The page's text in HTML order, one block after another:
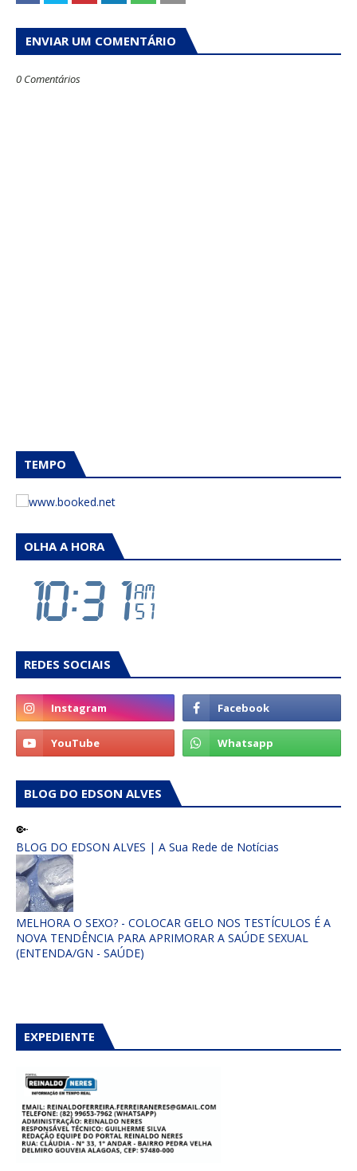
ENVIAR UM COMENTÁRIO
0 Comentários
TEMPO
OLHA A HORA
REDES SOCIAIS
BLOG DO EDSON ALVES
BLOG DO EDSON ALVES | A Sua Rede de Notícias
MELHORA O SEXO? - COLOCAR GELO NOS TESTÍCULOS É A
NOVA TENDÊNCIA PARA APRIMORAR A SAÚDE SEXUAL
(ENTENDA/GN - SAÚDE)
EXPEDIENTE